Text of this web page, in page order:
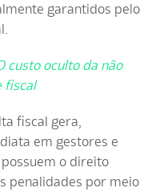
garantidos pelo
custo oculto da não
fiscal
fiscal gera,
em gestores e
possuem o direito
penalidades por meio